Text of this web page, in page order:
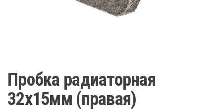
Пробка радиаторная
32х15мм (правая)